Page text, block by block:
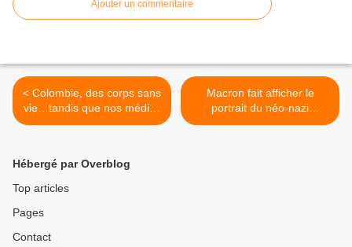
Ajouter un commentaire
< Colombie, des corps sans
vie…tandis que nos médias
pleurent sur un néo nazi
Macron fait afficher le
portrait du néo-nazi
bielorusse dans les
Hébergé par Overblog
Top articles
Pages
Contact